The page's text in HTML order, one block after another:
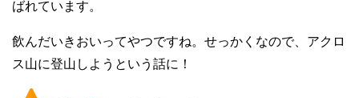
ばれています。
飲んだいきおいってやつですね。せっかくなので、アクロ
ス山に登山しようという話に！